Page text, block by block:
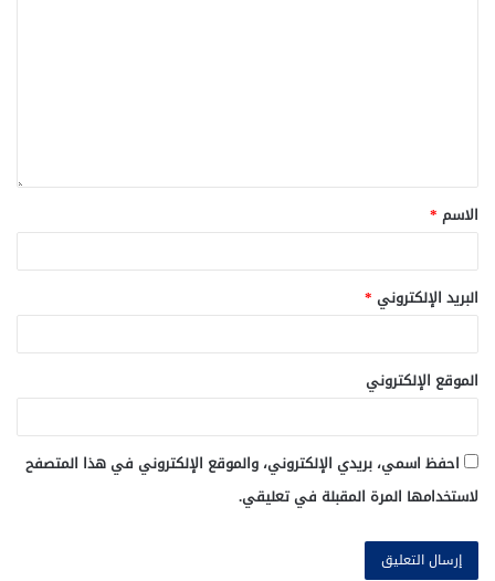
الاسم *
البريد الإلكتروني *
الموقع الإلكتروني
احفظ اسمي، بريدي الإلكتروني، والموقع الإلكتروني في هذا المتصفح
لاستخدامها المرة المقبلة في تعليقي.